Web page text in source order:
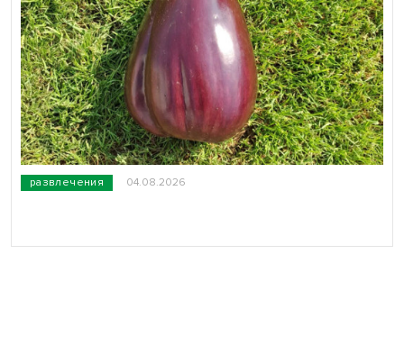
развлечения 04.08.2026